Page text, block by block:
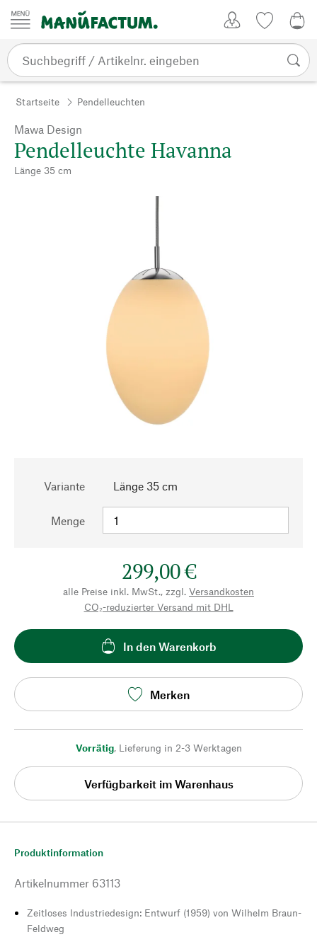
Zum Inhalt springen
Startseite Pendelleuchten
Mawa Design
Pendelleuchte Havanna
Länge 35 cm
Variante Länge 35 cm
Menge
299,00 €
alle Preise inkl. MwSt., zzgl. Versandkosten
CO₂-reduzierter Versand mit DHL
In den Warenkorb
Merken
Vorrätig, Lieferung in 2-3 Werktagen
Verfügbarkeit im Warenhaus
Produktinformation
Artikelnummer 63113
Zeitloses Industriedesign: Entwurf (1959) von Wilhelm Braun-
Feldweg